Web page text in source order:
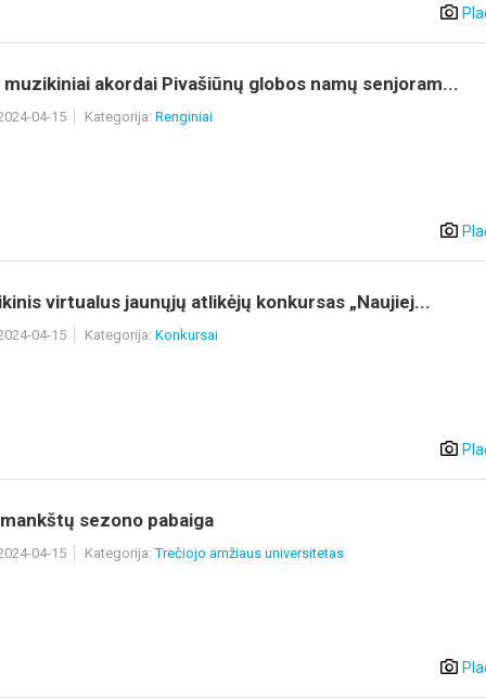
muzikiniai akordai Pivašiūnų globos namų senjoram...
04-15 Kategorija: Renginiai
virtualus jaunųjų atlikėjų konkursas „Naujiej...
04-15 Kategorija: Konkursai
sezono pabaiga
04-15 Kategorija:Trečiojo amžiaus universitetas